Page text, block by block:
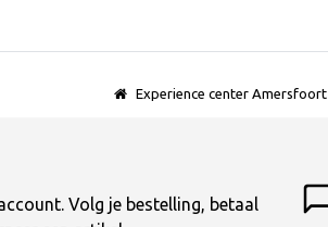
Experience center Amersfoort
Volg je bestelling, betaal